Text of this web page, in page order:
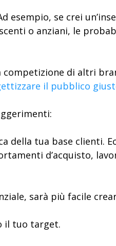
se crei
o anziani, le
di altri
il pubblico
della tua base clienti.
d’acquisto,
sarà più facile
il tuo target.